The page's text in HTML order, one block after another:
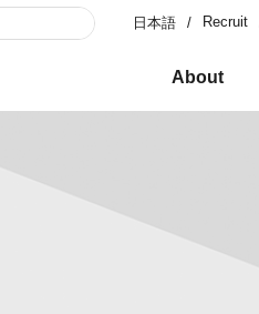
日本語 Recruit
About